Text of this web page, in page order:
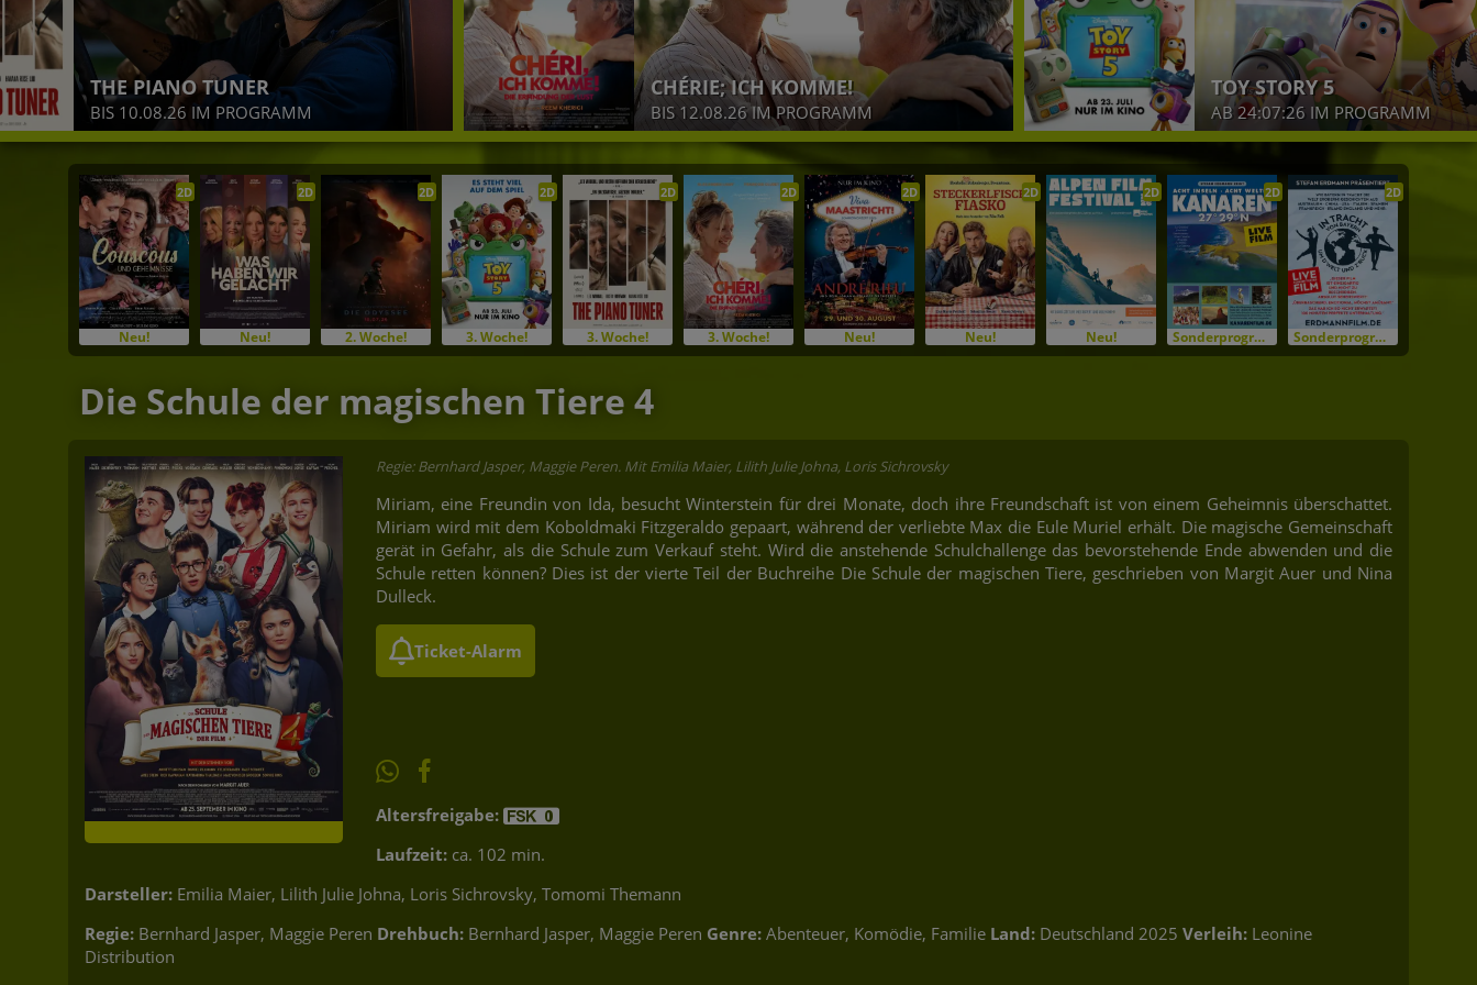
THE PIANO TUNER
BIS 10.08.26 IM PROGRAMM
CHÉRIE; ICH KOMME!
BIS 12.08.26 IM PROGRAMM
TOY STORY 5
AB 24:07:26 IM PROGRAMM
2D
Neu!
2D
Neu!
2D
2. Woche!
2D
3. Woche!
2D
3. Woche!
2D
3. Woche!
2D
Neu!
2D
Neu!
2D
Neu!
2D
Sonderprogramm
2D
Sonderprogramm
Die Schule der magischen Tiere 4
Regie: Bernhard Jasper, Maggie Peren. Mit Emilia Maier, Lilith Julie Johna, Loris Sichrovsky
Miriam, eine Freundin von Ida, besucht Winterstein für drei Monate, doch ihre Freundschaft ist von einem Geheimnis überschattet.
Miriam wird mit dem Koboldmaki Fitzgeraldo gepaart, während der verliebte Max die Eule Muriel erhält. Die magische Gemeinschaft
gerät in Gefahr, als die Schule zum Verkauf steht. Wird die anstehende Schulchallenge das bevorstehende Ende abwenden und die
Schule retten können? Dies ist der vierte Teil der Buchreihe Die Schule der magischen Tiere, geschrieben von Margit Auer und Nina
Dulleck.
Ticket-Alarm
Altersfreigabe:
Laufzeit: ca. 102 min.
Darsteller: Emilia Maier, Lilith Julie Johna, Loris Sichrovsky, Tomomi Themann
Regie: Bernhard Jasper, Maggie Peren Drehbuch: Bernhard Jasper, Maggie Peren Genre: Abenteuer, Komödie, Familie Land: Deutschland 2025 Verleih: Leonine
Distribution